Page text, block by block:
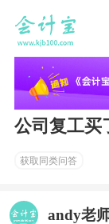
公司复工买
获取同类问答
andy老